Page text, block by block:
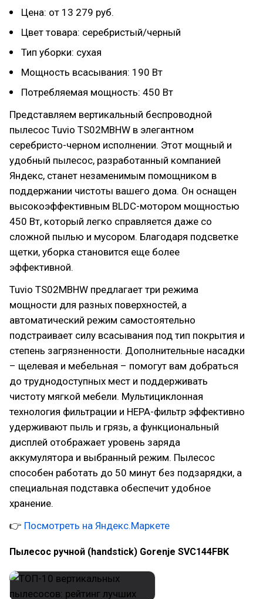
Цена: от 13 279 руб.
Цвет товара: серебристый/черный
Тип уборки: сухая
Мощность всасывания: 190 Вт
Потребляемая мощность: 450 Вт
Представляем вертикальный беспроводной
пылесос Tuvio TS02MBHW в элегантном
серебристо-черном исполнении. Этот мощный и
удобный пылесос, разработанный компанией
Яндекс, станет незаменимым помощником в
поддержании чистоты вашего дома. Он оснащен
высокоэффективным BLDC-мотором мощностью
450 Вт, который легко справляется даже со
сложной пылью и мусором. Благодаря подсветке
щетки, уборка становится еще более
эффективной.
Tuvio TS02MBHW предлагает три режима
мощности для разных поверхностей, а
автоматический режим самостоятельно
подстраивает силу всасывания под тип покрытия и
степень загрязненности. Дополнительные насадки
– щелевая и мебельная – помогут вам добраться
до труднодоступных мест и поддерживать
чистоту мягкой мебели. Мультициклонная
технология фильтрации и HEPA-фильтр эффективно
удерживают пыль и грязь, а функциональный
дисплей отображает уровень заряда
аккумулятора и выбранный режим. Пылесос
способен работать до 50 минут без подзарядки, а
специальная подставка обеспечит удобное
хранение.
👉 Посмотреть на Яндекс.Маркете
Пылесос ручной (handstick) Gorenje SVC144FBK